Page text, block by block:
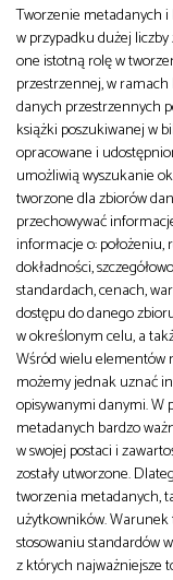
Tworzenie metadanych
w przypadku dużej
one istotną rolę w
przestrzennej, w
danych przestrzennych
książki poszukiwanej w
opracowane i
umożliwią wyszukanie
tworzone dla zbiorów
przechowywać
informacje o:
dokładności,
standardach, cenach,
dostępu do danego
w określonym celu, a
Wśród wielu elementów
możemy jednak uznać
opisywanymi danymi. W
metadanych bardzo
w swojej postaci i
zostały utworzone.
tworzenia metadanych,
użytkowników. Warunek
stosowaniu standardów
z których najważniejsze to: